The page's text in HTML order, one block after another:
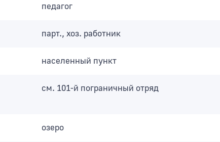
педагог
парт., хоз. работник
населенный пункт
см. 101-й пограничный отряд
озеро